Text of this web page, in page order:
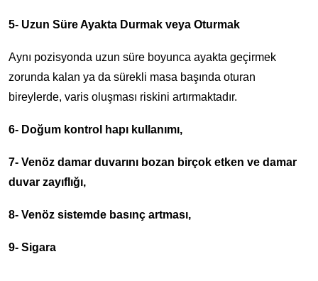
5- Uzun Süre Ayakta Durmak veya Oturmak
Aynı pozisyonda uzun süre boyunca ayakta geçirmek
zorunda kalan ya da sürekli masa başında oturan
bireylerde, varis oluşması riskini artırmaktadır.
6- Doğum kontrol hapı kullanımı,
7- Venöz damar duvarını bozan birçok etken ve damar
duvar zayıflığı,
8- Venöz sistemde basınç artması,
9- Sigara